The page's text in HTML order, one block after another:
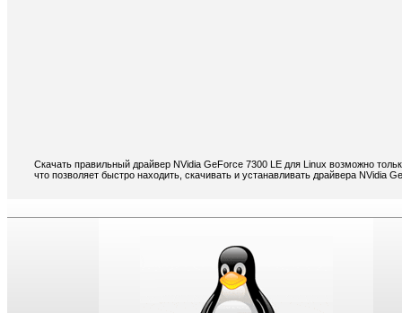
Скачать правильный драйвер NVidia GeForce 7300 LE для Linux возможно
что позволяет быстро находить, скачивать и устанавливать драйвера NVidia